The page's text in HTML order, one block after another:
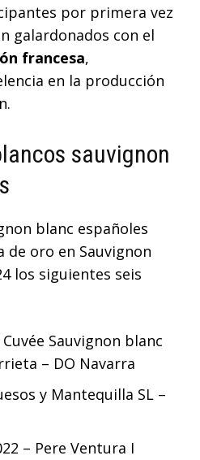
por primera vez
galardonados con el
francesa,
en la producción
sauvignon
blanc españoles
de oro en Sauvignon
los siguientes seis
Sauvignon blanc
– DO Navarra
y Mantequilla SL –
– Pere Ventura I